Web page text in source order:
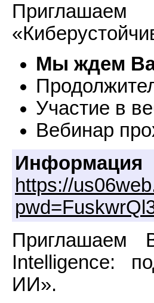
Мы ждем
Участие в
Вебинар
https://
Приглашаем
Intelligence:
ИИ».